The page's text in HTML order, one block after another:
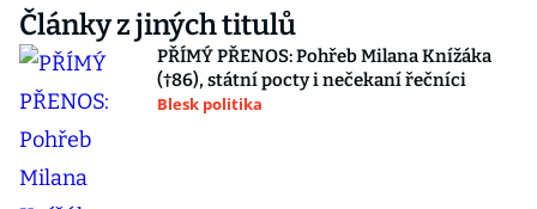
Články z jiných titulů
PŘÍMÝ PŘENOS: Pohřeb Milana Knížáka
(†86), státní pocty i nečekaní řečníci
Blesk politika